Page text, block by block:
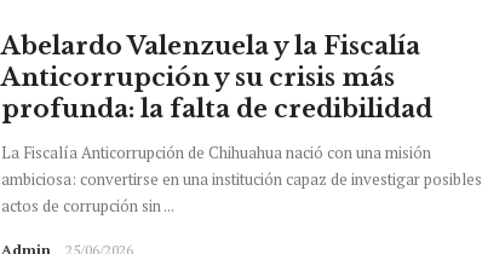
Abelardo Valenzuela y la Fiscalía
Anticorrupción y su crisis más
profunda: la falta de credibilidad
La Fiscalía Anticorrupción de Chihuahua nació con una misión
ambiciosa: convertirse en una institución capaz de investigar posibles
actos de corrupción sin ...
Admin 25/06/2026